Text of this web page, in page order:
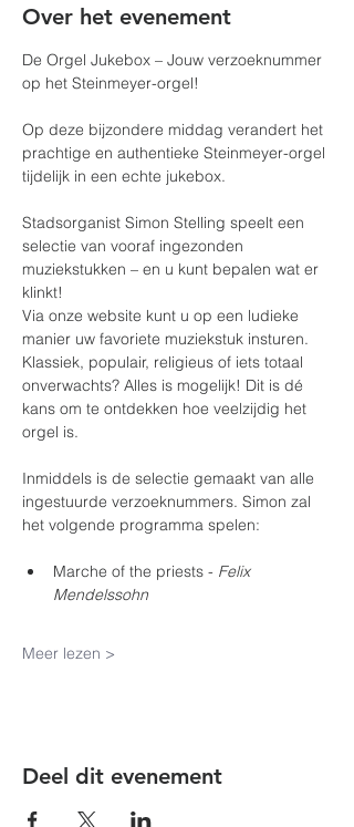
Over het evenement
De Orgel Jukebox – Jouw verzoeknummer
op het Steinmeyer-orgel!
Op deze bijzondere middag verandert het
prachtige en authentieke Steinmeyer-orgel
tijdelijk in een echte jukebox.
Stadsorganist Simon Stelling speelt een
selectie van vooraf ingezonden
muziekstukken – en u kunt bepalen wat er
klinkt!
Via onze website kunt u op een ludieke
manier uw favoriete muziekstuk insturen.
Klassiek, populair, religieus of iets totaal
onverwachts? Alles is mogelijk! Dit is dé
kans om te ontdekken hoe veelzijdig het
orgel is.
Inmiddels is de selectie gemaakt van alle
ingestuurde verzoeknummers. Simon zal
het volgende programma spelen:
Marche of the priests - Felix
Mendelssohn
Meer lezen >
Deel dit evenement